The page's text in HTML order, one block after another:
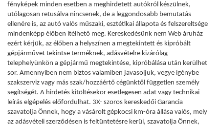
fényképek minden esetben a meghirdetett autókról készülnek,
utólagosan retusálva nincsenek, de a leggondosabb bemutatás
ellenére is, az autó valós műszaki, esztétikai állapota és felszereltsége
mindenképp élőben ítélhető meg. Kereskedésünk nem Web áruház
ezért kérjük, az élőben a helyszínen a megtekintett és kipróbált
gépjárművet tekintse terméknek, adásvételre kizárólag
telephelyünkön a gépjármű megtekintése, kipróbálása után kerülhet
sor. Amennyiben nem biztos valamiben javasoljuk, vegye igénybe
szakszerviz vagy más szak/hozzáértő cégünktől független személy
segítségét. A hirdetés kitöltésekor esetlegesen adat vagy technikai
leírás elgépelés előfordulhat. 3X- szoros kereskedői Garancia
szavatolja Önnek, hogy a vásárolt gépkocsi km-óra állása valós, mely
az adásvételi szerződésen is feltüntetésre kerül, szavatolja Önnek,